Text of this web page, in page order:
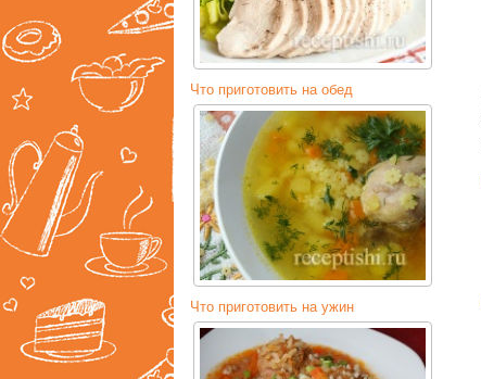
Что приготовить на обед
Что приготовить на ужин